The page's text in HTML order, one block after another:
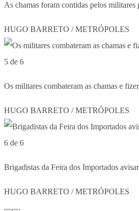
As chamas foram contidas pelos militares
HUGO BARRETO / METRÓPOLES
5 de 6
Os militares combateram as chamas e
HUGO BARRETO / METRÓPOLES
6 de 6
Brigadistas da Feira dos Importados
HUGO BARRETO / METRÓPOLES